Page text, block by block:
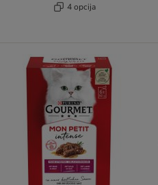
4 opcija